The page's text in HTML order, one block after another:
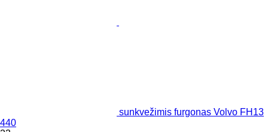
sunkvežimis furgonas Volvo FH13
440